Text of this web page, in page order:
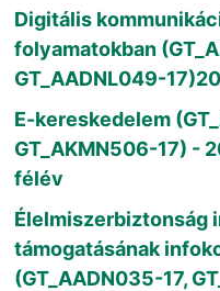
Digitális
folyamatokban
GT_AADNL049-
E-kereskedelem
GT_AKMN506-17) -
félév
Élelmiszerbiztonság
támogatásának
(GT_AADN035-17,